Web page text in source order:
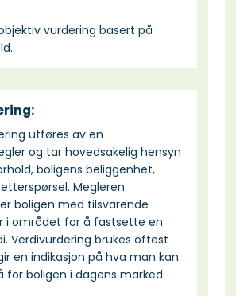
vurdering basert på
utføres av en
og tar hovedsakelig hensyn
boligens beliggenhet,
Megleren
boligen med tilsvarende
i området for å fastsette en
Verdivurdering brukes oftest
en indikasjon på hva man kan
for boligen i dagens marked.